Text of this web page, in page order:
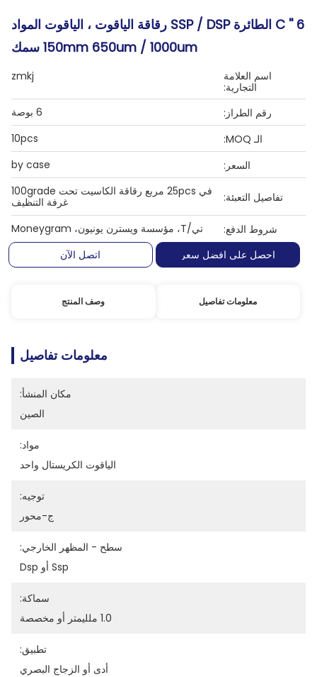
6 '' C الطائرة SSP / DSP رقاقة الياقوت ، الياقوت المواد
150mm 650um / 1000um سمك
اسم العلامة
التجارية:
zmkj
رقم الطراز:
6 بوصة
الـ MOQ:
10pcs
السعر:
by case
تفاصيل التعبئة:
في 25pcs مربع رقاقة الكاسيت تحت 100grade
غرفة التنظيف
شروط الدفع:
تي/T، مؤسسة ويسترن يونيون، Moneygram
احصل على افضل سعر
اتصل الآن
معلومات تفاصيل وصف المنتج
معلومات تفاصيل
مكان المنشأ:
الصين
مواد:
الياقوت الكريستال واحد
توجيه:
ج-محور
سطح - المظهر الخارجي:
Ssp أو Dsp
سماكة:
1.0 ملليمتر أو مخصصة
تطبيق:
أدى أو الزجاج البصري